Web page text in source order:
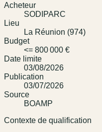
Acheteur
SODIPARC
Lieu
La Réunion (974)
Budget
<= 800 000 €
Date limite
03/08/2026
Publication
03/07/2026
Source
BOAMP
Contexte de qualification